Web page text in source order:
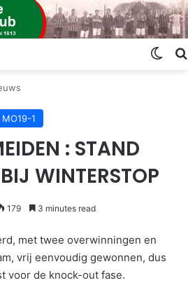
MO19-1
: STAND
WINTERSTOP
179 3 minutes read
met twee overwinningen en
vrij eenvoudig gewonnen, dus
voor de knock-out fase.